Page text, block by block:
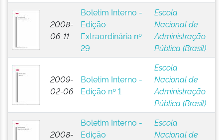
2008-
06-11
Boletim Interno -
Edição
Extraordinária nº
29
Escola
Nacional de
Administração
Pública (Brasil)
2009-
02-06
Boletim Interno -
Edição nº 1
Escola
Nacional de
Administração
Pública (Brasil)
2008-
Boletim Interno -
Edição
Escola
Nacional de